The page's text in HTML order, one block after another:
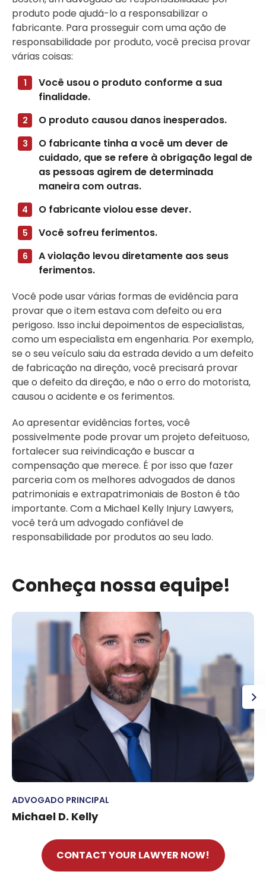
produto pode ajudá-lo a responsabilizar o
fabricante. Para prosseguir com uma ação de
responsabilidade por produto, você precisa provar
várias coisas:
Você usou o produto conforme a sua
finalidade.
O produto causou danos inesperados.
O fabricante tinha a você um dever de
cuidado, que se refere à obrigação legal de
as pessoas agirem de determinada
maneira com outras.
O fabricante violou esse dever.
Você sofreu ferimentos.
A violação levou diretamente aos seus
ferimentos.
Você pode usar várias formas de evidência para
provar que o item estava com defeito ou era
perigoso. Isso inclui depoimentos de especialistas,
como um especialista em engenharia. Por exemplo,
se o seu veículo saiu da estrada devido a um defeito
de fabricação na direção, você precisará provar
que o defeito da direção, e não o erro do motorista,
causou o acidente e os ferimentos.
Ao apresentar evidências fortes, você
possivelmente pode provar um projeto defeituoso,
fortalecer sua reivindicação e buscar a
compensação que merece. É por isso que fazer
parceria com os melhores advogados de danos
patrimoniais e extrapatrimoniais de Boston é tão
importante. Com a Michael Kelly Injury Lawyers,
você terá um advogado confiável de
responsabilidade por produtos ao seu lado.
Conheça nossa equipe!
ADVOGADO PRINCIPAL
Michael D. Kelly
CONTACT YOUR LAWYER NOW!